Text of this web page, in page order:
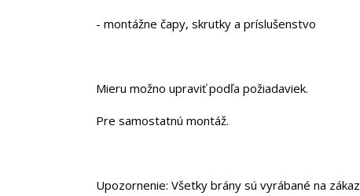
- montážne čapy, skrutky a príslušenstvo
Mieru možno upraviť podľa požiadaviek.
Pre samostatnú montáž.
Upozornenie: Všetky brány sú vyrábané na